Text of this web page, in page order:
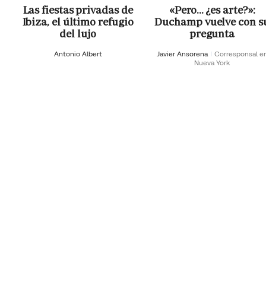
Las fiestas privadas de
Ibiza, el último refugio
del lujo
Antonio Albert
«Pero… ¿es arte?»:
Duchamp vuelve con
pregunta
Javier Ansorena
Corresponsal
Nueva York